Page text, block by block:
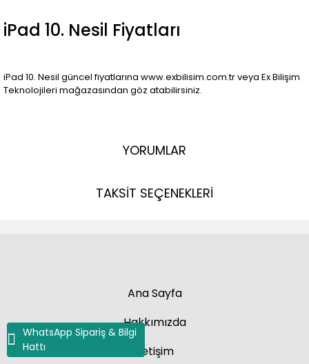
WhatsApp Sipariş & Bilgi
Hattı
iPad 10. Nesil Fiyatları
iPad 10. Nesil güncel fiyatlarına www.exbilisim.com.tr veya Ex Bilişim
Teknolojileri mağazasından göz atabilirsiniz.
YORUMLAR
TAKSİT SEÇENEKLERİ
Ana Sayfa
Hakkımızda
İletişim